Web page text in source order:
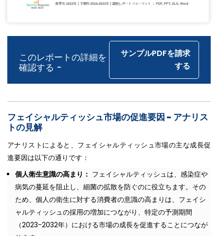
このレポートの詳細を
確認する -
サンプルPDFを請求
する
フェイシャルティッシュ市場の促進要因 - アナリス
トの見解
アナリストによると、フェイシャルティッシュ市場の主な成長促
進要因は以下の通りです：
個人衛生意識の高まり： フェイシャルティッシュは、感染症や
病気の蔓延を阻止し、細菌の拡散を防ぐのに役立ちます。その
ため、個人の衛生に対する消費者の意識の高まりは、フェイシ
ャルティッシュの採用の増加につながり、特定の予測期間
（2023-2032年）における市場の成長を促進することにつなが